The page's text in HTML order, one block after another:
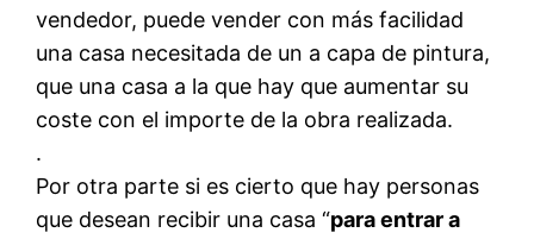
vendedor, puede vender con más facilidad
una casa necesitada de un a capa de pintura,
que una casa a la que hay que aumentar su
coste con el importe de la obra realizada.
.
Por otra parte si es cierto que hay personas
que desean recibir una casa “para entrar a